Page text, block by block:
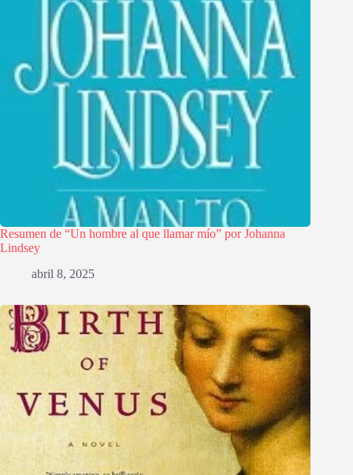
Resumen de “Un hombre al que llamar mío” por Johanna
Lindsey
abril 8, 2025